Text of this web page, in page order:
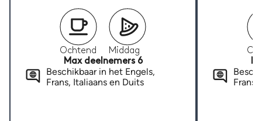
Ochtend
Middag
Max deelnemers 6
Beschikbaar in het Engels,
Frans, Italiaans en Duits
Frans,